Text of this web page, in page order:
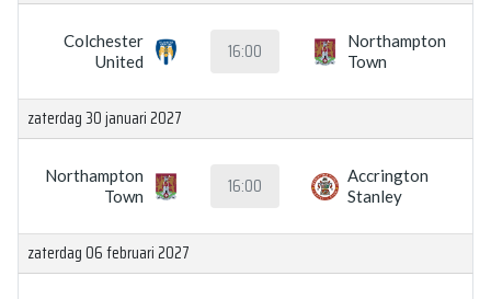
Colchester
United
16:00
Northampton
Town
zaterdag 30 januari 2027
Northampton
Town
16:00
Accrington
Stanley
zaterdag 06 februari 2027